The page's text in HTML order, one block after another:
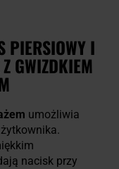
PIERSIOWY I
GWIZDKIEM
umożliwia
nacisk przy